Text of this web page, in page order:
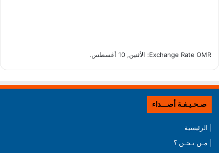
Exchange Rate OMR : الأثنين, 10 أغسطس.
صـحـيـفـة أصـــداء
| الرئيسية
| مـن نـحـن ؟